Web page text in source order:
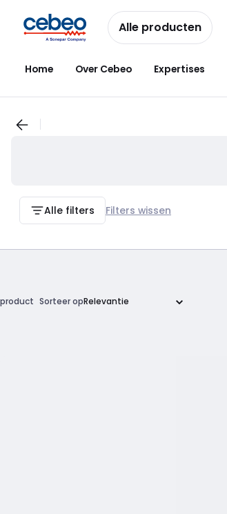
naar
navigatie
naar
inhoud
Alle producten
Home Over Cebeo Expertises
Alle filters Filters wissen
product Sorteer op